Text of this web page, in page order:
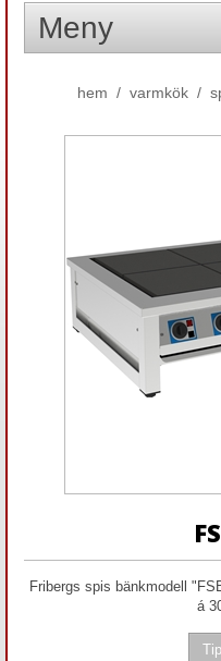
Meny
hem / varmkök /
Fribergs spis bänkmodell
á